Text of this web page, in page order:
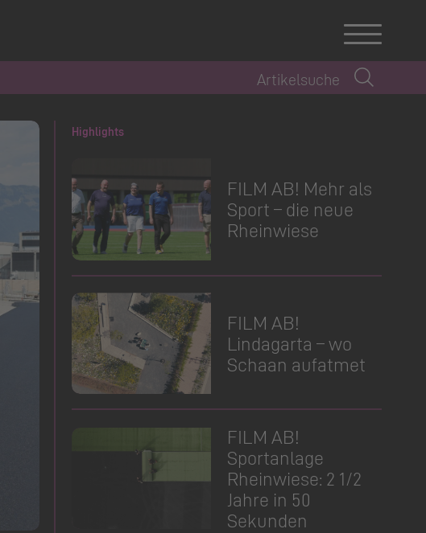
Highlights
FILM AB! Mehr als
Sport – die neue
Rheinwiese
FILM AB!
Lindagarta – wo
Schaan aufatmet
FILM AB!
Sportanlage
Rheinwiese: 2 1/2
Jahre in 50
Sekunden